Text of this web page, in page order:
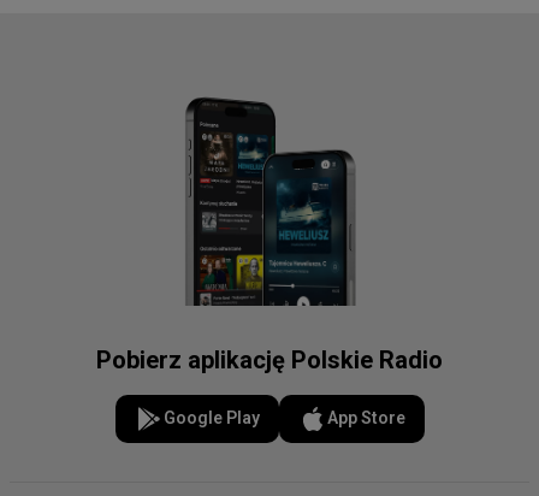
Pobierz aplikację Polskie Radio
Google Play App Store